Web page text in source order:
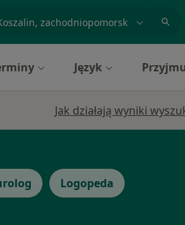
Język
Jak działają wyniki
Logopeda